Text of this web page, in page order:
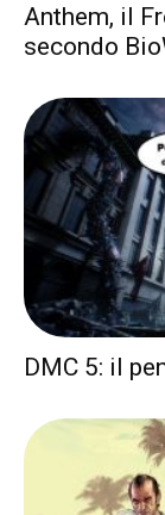
Anthem, il
secondo
DMC 5: il